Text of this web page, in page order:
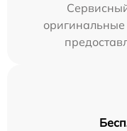
оригинальные